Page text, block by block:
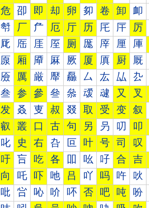
危 卲 即 却 卵 卶 卷 卸 卹
厁 厂 厃 厄 厅 历 厇 厈 厉
厑 厒 厓 厔 厕 厖 厗 厘 厙
厡 厢 厣 厤 厥 厦 厧 厨 厩
厱 厲 厳 厴 厵 厶 厷 厸 厹
叁 参 參 叄 叅 叆 叇 又 叉
发 叒 叓 叔 叕 取 受 变 叙
叡 叢 口 古 句 另 叧 叨 叩
叱 史 右 叴 叵 叶 号 司 叹
吁 吂 吃 各 吅 吆 吇 合 吉
向 吒 吓 吔 吕 吖 吗 吘 吙
吡 吢 吣 吤 吥 否 吧 吨 吩